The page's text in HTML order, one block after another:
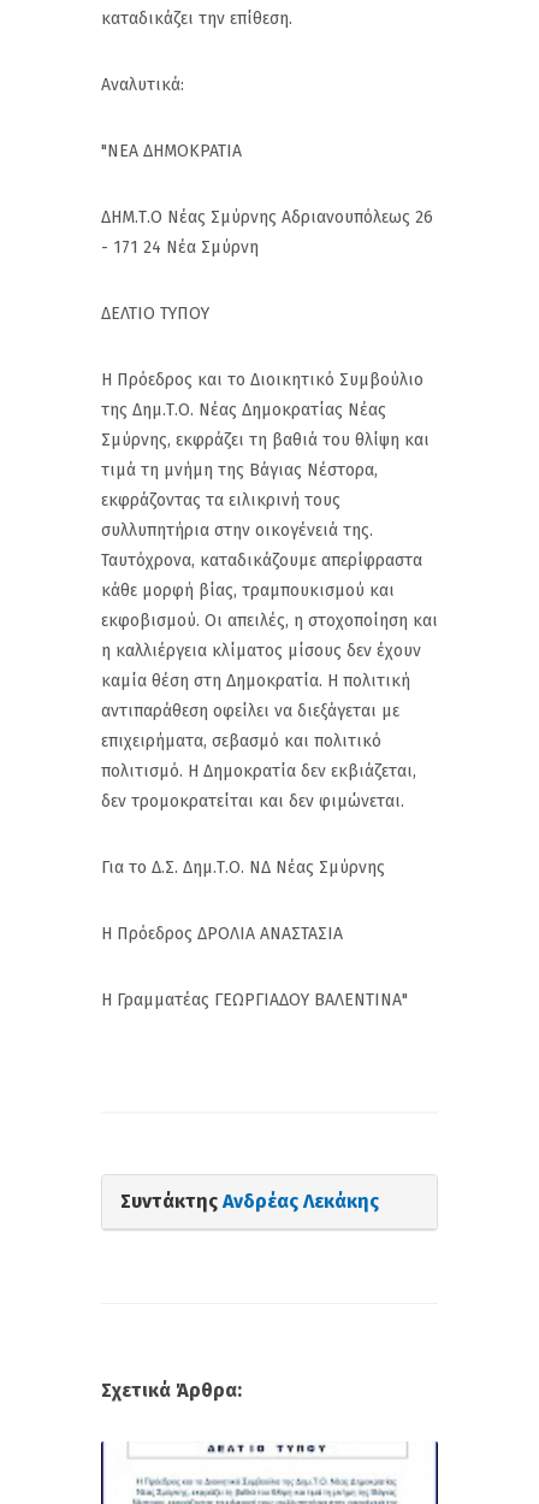
καταδικάζει την επίθεση.
Αναλυτικά:
"ΝΕΑ ΔΗΜΟΚΡΑΤΙΑ
ΔΗΜ.Τ.Ο Νέας Σμύρνης Αδριανουπόλεως 26
- 171 24 Νέα Σμύρνη
ΔΕΛΤΙΟ ΤΥΠΟΥ
Η Πρόεδρος και το Διοικητικό Συμβούλιο
της Δημ.Τ.Ο. Νέας Δημοκρατίας Νέας
Σμύρνης, εκφράζει τη βαθιά του θλίψη και
τιμά τη μνήμη της Βάγιας Νέστορα,
εκφράζοντας τα ειλικρινή τους
συλλυπητήρια στην οικογένειά της.
Ταυτόχρονα, καταδικάζουμε απερίφραστα
κάθε μορφή βίας, τραμπουκισμού και
εκφοβισμού. Οι απειλές, η στοχοποίηση και
η καλλιέργεια κλίματος μίσους δεν έχουν
καμία θέση στη Δημοκρατία. Η πολιτική
αντιπαράθεση οφείλει να διεξάγεται με
επιχειρήματα, σεβασμό και πολιτικό
πολιτισμό. Η Δημοκρατία δεν εκβιάζεται,
δεν τρομοκρατείται και δεν φιμώνεται.
Για το Δ.Σ. Δημ.Τ.Ο. ΝΔ Νέας Σμύρνης
Η Πρόεδρος ΔΡΟΛΙΑ ΑΝΑΣΤΑΣΙΑ
Η Γραμματέας ΓΕΩΡΓΙΑΔΟΥ ΒΑΛΕΝΤΙΝΑ"
Συντάκτης Ανδρέας Λεκάκης
Σχετικά Άρθρα: